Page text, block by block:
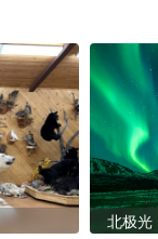
北极光